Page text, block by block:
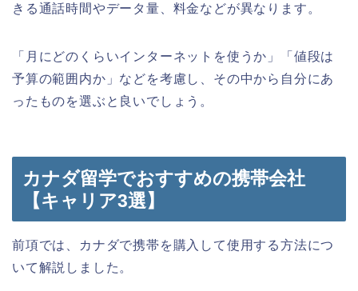
きる通話時間やデータ量、料金などが異なります。
「月にどのくらいインターネットを使うか」「値段は
予算の範囲内か」などを考慮し、その中から自分にあ
ったものを選ぶと良いでしょう。
カナダ留学でおすすめの携帯会社
【キャリア3選】
前項では、カナダで携帯を購入して使用する方法につ
いて解説しました。